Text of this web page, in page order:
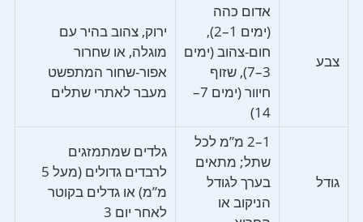
צבע
אדום כהה
(ימים 1–2),
חום-צהוב (ימים
3–7), שזוף
חיוור (ימים 7–
14)
ירוק, צהוב בהיר עם
מוגלה, או שחרור
אפור-שחור המתפשט
מעבר לאתרי שתלים
גודל
1–2 מ”מ לכל
שתל; מתאים
בערך לגודל
הניקוב או
גלדים שמתמזגים
לרבדים גדולים (מעל 5
מ”מ) או גדלים בקוטר
לאחר יום 3